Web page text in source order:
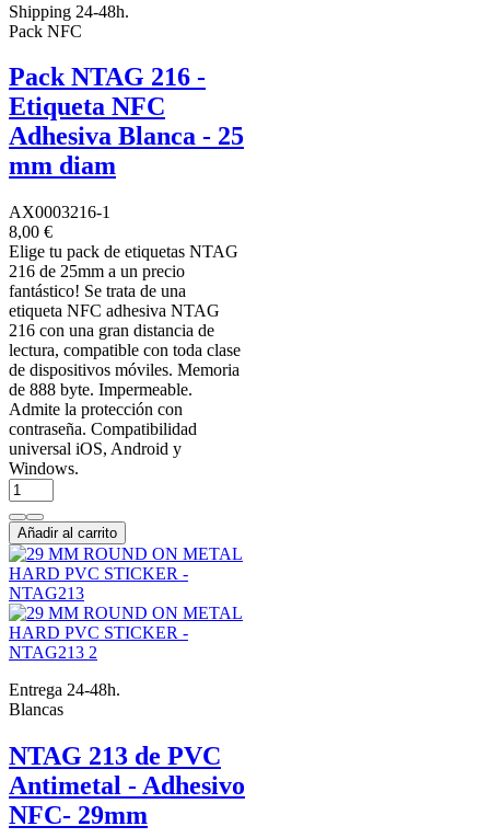
Shipping 24-48h.
Pack NFC
Pack NTAG 216 -
Etiqueta NFC
Adhesiva Blanca - 25
mm diam
AX0003216-1
8,00 €
Elige tu pack de etiquetas NTAG
216 de 25mm a un precio
fantástico! Se trata de una
etiqueta NFC adhesiva NTAG
216 con una gran distancia de
lectura, compatible con toda clase
de dispositivos móviles. Memoria
de 888 byte. Impermeable.
Admite la protección con
contraseña. Compatibilidad
universal iOS, Android y
Windows.
Añadir al carrito
Entrega 24-48h.
Blancas
NTAG 213 de PVC
Antimetal - Adhesivo
NFC- 29mm